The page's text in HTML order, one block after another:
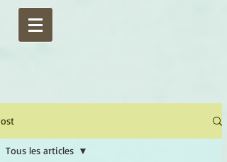
Tous les articles